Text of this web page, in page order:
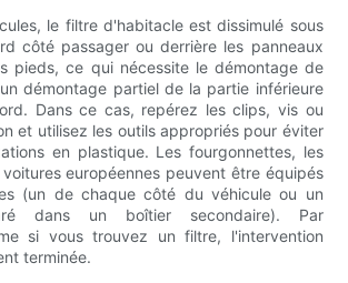
le filtre d'habitacle est dissimulé sous
côté passager ou derrière les panneaux
pieds, ce qui nécessite le démontage de
démontage partiel de la partie inférieure
Dans ce cas, repérez les clips, vis ou
et utilisez les outils appropriés pour éviter
en plastique. Les fourgonnettes, les
européennes peuvent être équipés
(un de chaque côté du véhicule ou un
dans un boîtier secondaire). Par
si vous trouvez un filtre, l'intervention
terminée.